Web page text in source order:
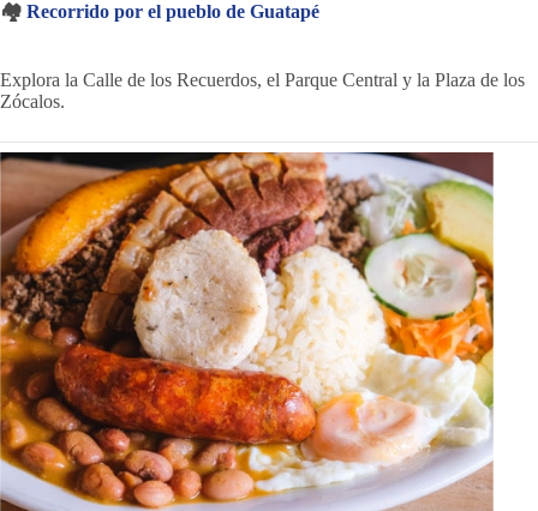
🏘️ Recorrido por el pueblo de Guatapé
Explora la Calle de los Recuerdos, el Parque Central y la Plaza de los
Zócalos.